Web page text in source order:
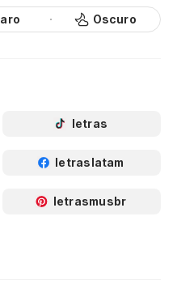
Oscuro
letras
letraslatam
letrasmusbr